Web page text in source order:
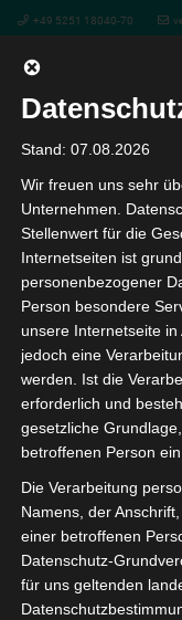
+49 5251 18040-70
OctoGate in
In unserer
interessante
Schritt für Schritt
Firewall Lösung:
Kapitel 1:
Video-
Player
Media error:
Datei herunterladen:
https://nc.octogate.de/
Stand: 07.08.2026
Wir freuen uns sehr
Unternehmen.
Stellenwert für die
Internetseiten ist
personenbezogener
Person besondere
unsere Internetseite
jedoch eine
werden. Ist die
erforderlich und
gesetzliche
betroffenen Person
Die Verarbeitung
Namens, der
einer betroffenen
Datenschutz-
für uns geltenden